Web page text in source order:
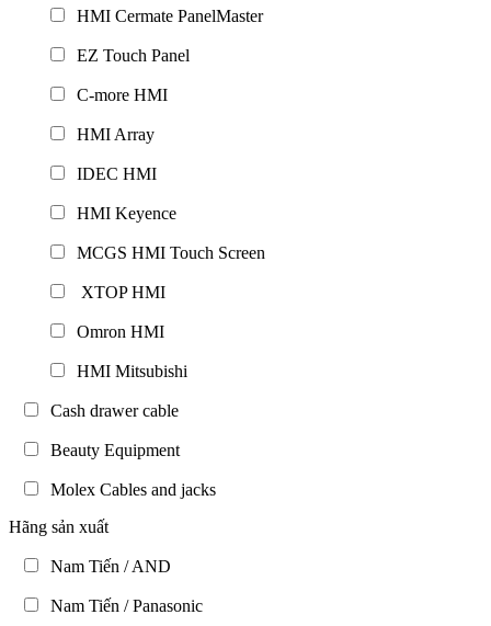
HMI Cermate PanelMaster
EZ Touch Panel
C-more HMI
HMI Array
IDEC HMI
HMI Keyence
MCGS HMI Touch Screen
XTOP HMI
Omron HMI
HMI Mitsubishi
Cash drawer cable
Beauty Equipment
Molex Cables and jacks
Hãng sản xuất
Nam Tiến / AND
Nam Tiến / Panasonic